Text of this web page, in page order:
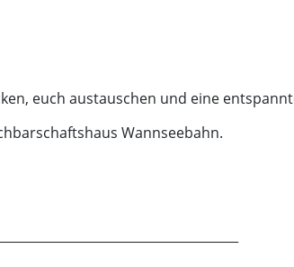
euch austauschen und eine
Wannseebahn.